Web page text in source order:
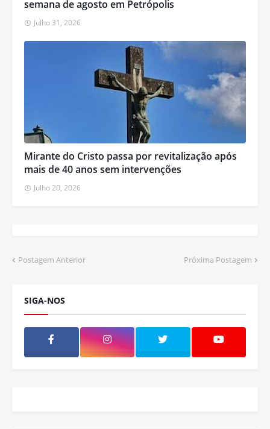
semana de agosto em Petrópolis
Julho 31, 2026
Mirante do Cristo passa por revitalização após
mais de 40 anos sem intervenções
Julho 20, 2026
Postagem Anterior Próxima Postagem
SIGA-NOS